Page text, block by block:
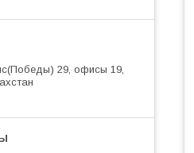
29, офисы 19,